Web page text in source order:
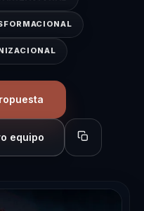
equipo Copiar perfil